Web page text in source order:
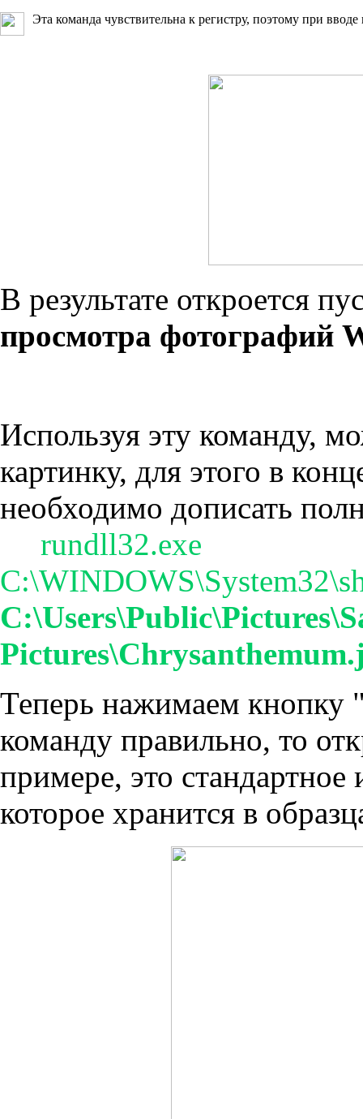
Эта команда чувствительна к регистру, поэтому при
В результате откроется
просмотра фотографий
Используя эту команду,
картинку, для этого в
необходимо дописать
rundll32.exe
Теперь нажимаем кнопку
команду правильно, то
примере, это
которое хранится в